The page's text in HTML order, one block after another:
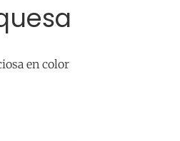
en color